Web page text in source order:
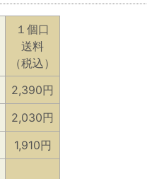
１個口
送料
（税込）
2,390円
2,030円
1,910円